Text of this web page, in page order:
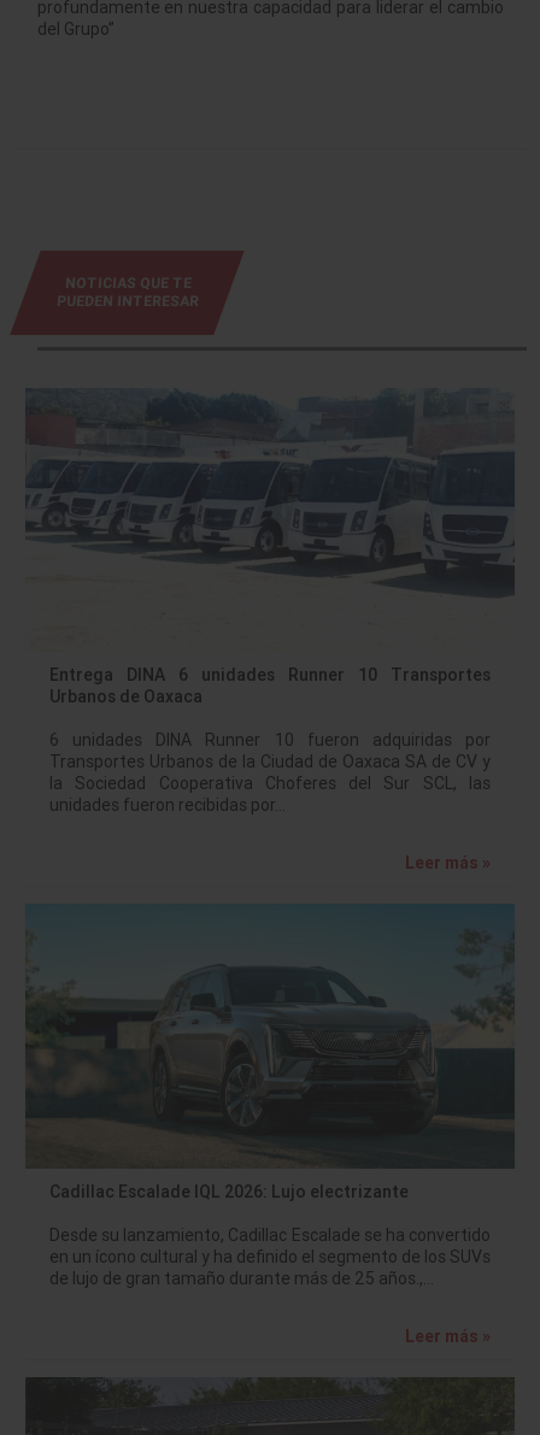
profundamente en nuestra capacidad para liderar el cambio
del Grupo”
NOTICIAS QUE TE
PUEDEN INTERESAR
Entrega DINA 6 unidades Runner 10 Transportes
Urbanos de Oaxaca
6 unidades DINA Runner 10 fueron adquiridas por
Transportes Urbanos de la Ciudad de Oaxaca SA de CV y
la Sociedad Cooperativa Choferes del Sur SCL, las
unidades fueron recibidas por…
Leer más »
Cadillac Escalade IQL 2026: Lujo electrizante
Desde su lanzamiento, Cadillac Escalade se ha convertido
en un ícono cultural y ha definido el segmento de los SUVs
de lujo de gran tamaño durante más de 25 años.,…
Leer más »